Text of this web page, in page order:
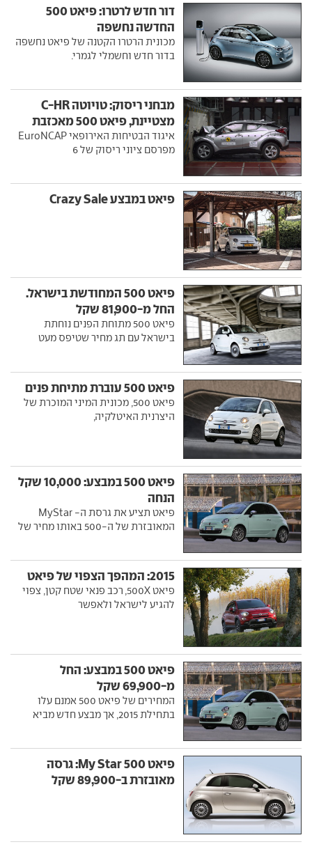
דור חדש לרטרו: פיאט 500
החדשה נחשפה
מכונית הרטרו הקטנה של פיאט נחשפה
בדור חדש וחשמלי לגמרי.
מבחני ריסוק: טויוטה C-HR
מצטיינת, פיאט 500 מאכזבת
איגוד הבטיחות האירופאי EuroNCAP
מפרסם ציוני ריסוק של 6
פיאט במבצע Crazy Sale
פיאט 500 המחודשת בישראל.
החל מ-81,900 שקל
פיאט 500 מתוחת הפנים נוחתת
בישראל עם תג מחיר שטיפס מעט
פיאט 500 עוברת מתיחת פנים
פיאט 500, מכונית המיני המוכרת של
היצרנית האיטלקיה,
פיאט 500 במבצע: 10,000 שקל
הנחה
פיאט תציע את גרסת ה- MyStar
המאובזרת של ה-500 באותו מחיר של
2015: המהפך הצפוי של פיאט
פיאט 500X, רכב פנאי שטח קטן, צפוי
להגיע לישראל ולאפשר
פיאט 500 במבצע: החל
מ-69,900 שקל
המחירים של פיאט 500 אמנם עלו
בתחילת 2015, אך מבצע חדש מביא
פיאט 500 My Star: גרסה
מאובזרת ב-89,900 שקל